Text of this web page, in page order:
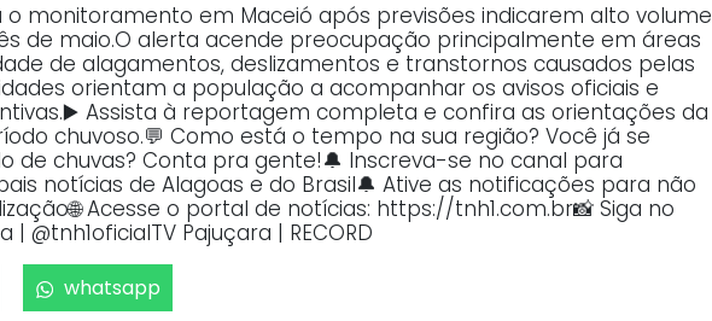
o monitoramento em Maceió após previsões indicarem alto volume
de maio.O alerta acende preocupação principalmente em áreas
de alagamentos, deslizamentos e transtornos causados pelas
orientam a população a acompanhar os avisos oficiais e
Assista à reportagem completa e confira as orientações da
chuvoso.💬 Como está o tempo na sua região? Você já se
de chuvas? Conta pra gente!🔔 Inscreva-se no canal para
notícias de Alagoas e do Brasil🔔 Ative as notificações para não
Acesse o portal de notícias: https://tnh1.com.br📸 Siga no
@tnh1oficialTV Pajuçara | RECORD
whatsapp